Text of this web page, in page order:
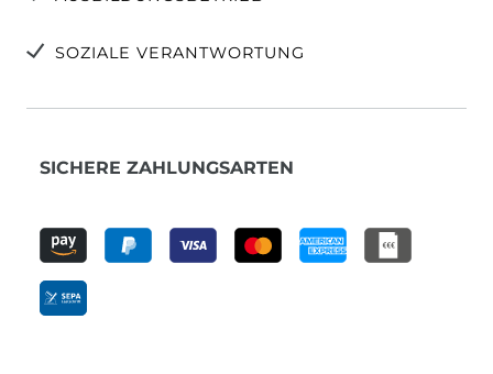
SOZIALE VERANTWORTUNG
SICHERE ZAHLUNGSARTEN